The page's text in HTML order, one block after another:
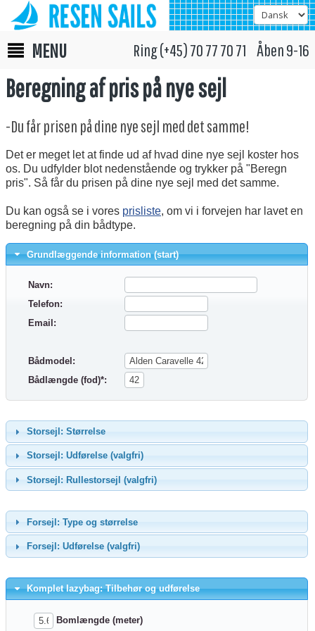
MENU Ring (+45) 70 77 70 71 Åben 9-16
Beregning af pris på nye sejl
-Du får prisen på dine nye sejl med det samme!
Det er meget let at finde ud af hvad dine nye sejl koster hos
os. Du udfylder blot nedenstående og trykker på "Beregn
pris". Så får du prisen på dine nye sejl med det samme.
Du kan også se i vores prisliste, om vi i forvejen har lavet en
beregning på din bådtype.
Grundlæggende information (start)
Navn:
Telefon:
Email:
Bådmodel:
Bådlængde (fod)*:
Storsejl: Størrelse
Storsejl: Udførelse (valgfri)
Storsejl: Rullestorsejl (valgfri)
Forsejl: Type og størrelse
Forsejl: Udførelse (valgfri)
Komplet lazybag: Tilbehør og udførelse
Bomlængde (meter)